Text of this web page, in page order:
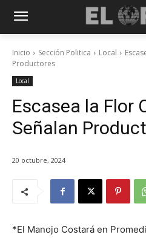
Inicio Sección Politica Local
Productores
Local
Escasea la Flor
Señalan
20 octubre, 2024
*El Manojo Costará en